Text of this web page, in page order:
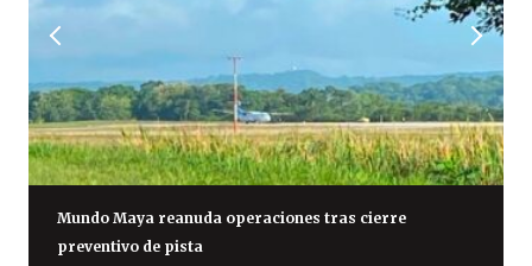
Mundo Maya reanuda operaciones tras cierre
preventivo de pista